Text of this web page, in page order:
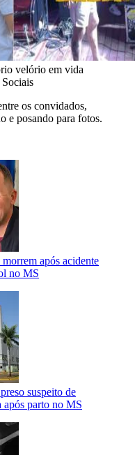
velório em vida
os convidados,
e posando para fotos.
após acidente
no MS
suspeito de
após parto no MS